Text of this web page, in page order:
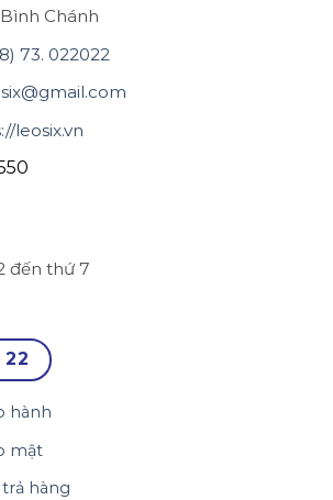
Chánh
73. 022022
leosix.vn
đến thứ 7
22
hành
mật
hàng